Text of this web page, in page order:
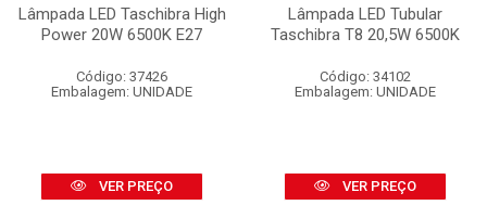
Lâmpada LED Taschibra High
Power 20W 6500K E27
Código: 37426
Embalagem: UNIDADE
VER PREÇO
Lâmpada LED Tubular
Taschibra T8 20,5W 6500K
Código: 34102
Embalagem: UNIDADE
VER PREÇO